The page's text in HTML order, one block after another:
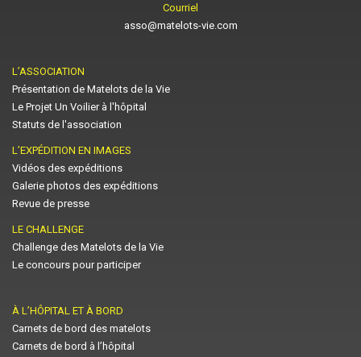
Courriel
asso@matelots-vie.com
L’ASSOCIATION
Présentation de Matelots de la Vie
Le Projet Un Voilier à l'hôpital
Statuts de l'association
L’EXPÉDITION EN IMAGES
Vidéos des expéditions
Galerie photos des expéditions
Revue de presse
LE CHALLENGE
Challenge des Matelots de la Vie
Le concours pour participer
À L’HÔPITAL ET À BORD
Carnets de bord des matelots
Carnets de bord à l’hôpital